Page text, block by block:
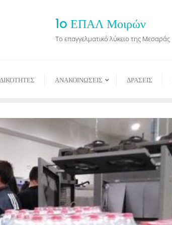
1o ΕΠΑΛ Μοιρών
Το επαγγελματικό λύκειο της Μεσαράς
ΑΝΑΚΟΙΝΩΣΕΙΣ ΔΡΑΣΕΙΣ